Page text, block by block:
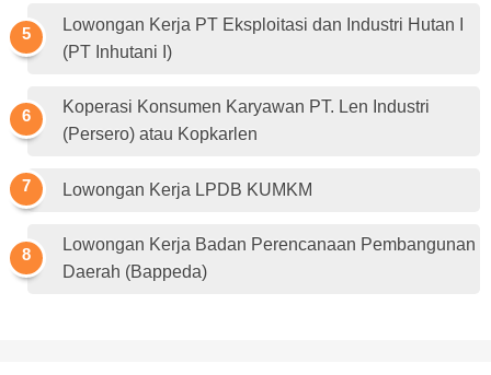
Lowongan Kerja PT Eksploitasi dan Industri Hutan I
(PT Inhutani I)
Koperasi Konsumen Karyawan PT. Len Industri
(Persero) atau Kopkarlen
Lowongan Kerja LPDB KUMKM
Lowongan Kerja Badan Perencanaan Pembangunan
Daerah (Bappeda)